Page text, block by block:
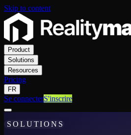
Skip to content
Product
Solutions
Resources
Pricing
FR
Se connecterS'inscrire
SOLUTIONS